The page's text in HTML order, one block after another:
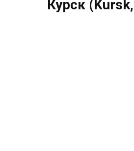
Курск